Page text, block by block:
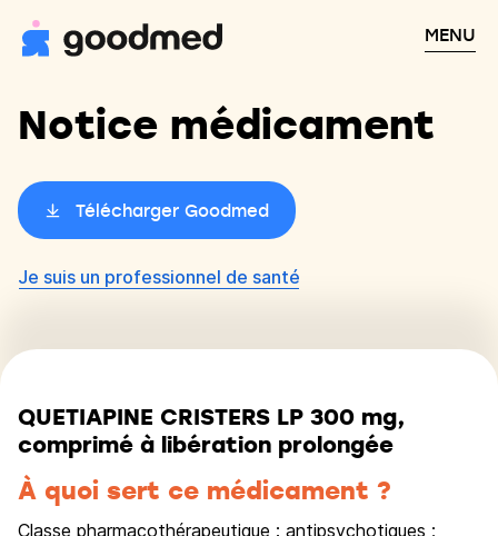
MENU
Notice médicament
Télécharger Goodmed
Je suis un professionnel de santé
QUETIAPINE CRISTERS LP 300 mg,
comprimé à libération prolongée
À quoi sert ce médicament ?
Classe pharmacothérapeutique : antipsychotiques ;